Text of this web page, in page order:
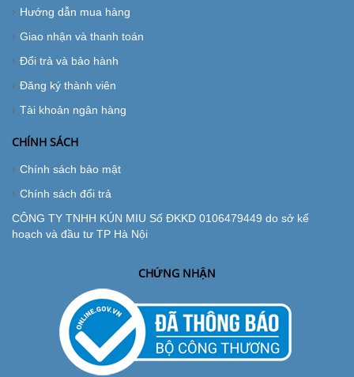
Hướng dẫn mua hàng
Giao nhận và thanh toán
Đổi trả và bảo hành
Đăng ký thành viên
Tài khoản ngân hàng
CHÍNH SÁCH
Chính sách bảo mật
Chính sách đổi trả
CÔNG TY TNHH KÚN MIU Số ĐKKD 0106479449 do sở kế
hoạch và đầu tư TP Hà Nội
CHỨNG NHẬN